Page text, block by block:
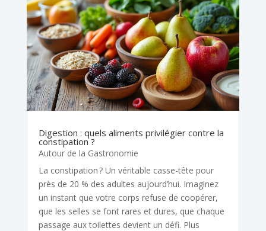
Digestion : quels aliments privilégier contre la
constipation ?
Autour de la Gastronomie
La constipation ? Un véritable casse-tête pour
près de 20 % des adultes aujourd’hui. Imaginez
un instant que votre corps refuse de coopérer,
que les selles se font rares et dures, que chaque
passage aux toilettes devient un défi. Plus